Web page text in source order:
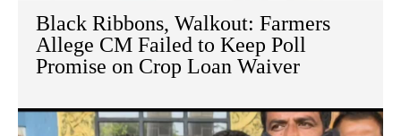
Black Ribbons, Walkout: Farmers
Allege CM Failed to Keep Poll
Promise on Crop Loan Waiver